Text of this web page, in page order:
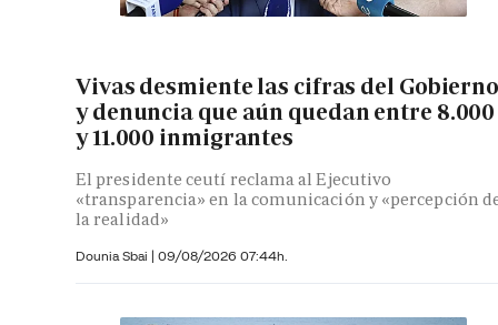
Vivas desmiente las cifras del
y denuncia que aún quedan entre 8.000
y 11.000 inmigrantes
El presidente ceutí reclama al Ejecutivo
«transparencia» en la comunicación y «percepción
la realidad»
Dounia Sbai | 09/08/2026 07:44h.